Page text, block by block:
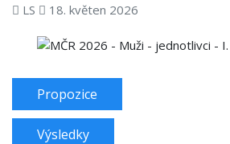
LS 18. květen 2026
Propozice
Výsledky